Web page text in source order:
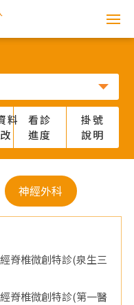
料
看診
進度
掛號
說明
神經外科
脊椎微創特診(泉生三
脊椎微創特診(第一醫